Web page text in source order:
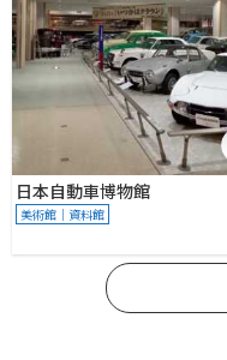
日本自動車博物館
美術館｜資料館